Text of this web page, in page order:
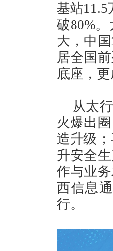
基站
破80%
大，中
居全国
底座，
从太
火爆出
造升级
升安全
作与业
西信息
行。